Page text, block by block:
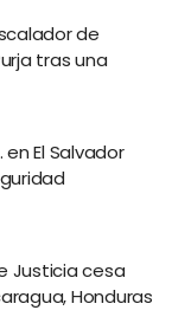
de
tras una
en El Salvador
Justicia cesa
Honduras